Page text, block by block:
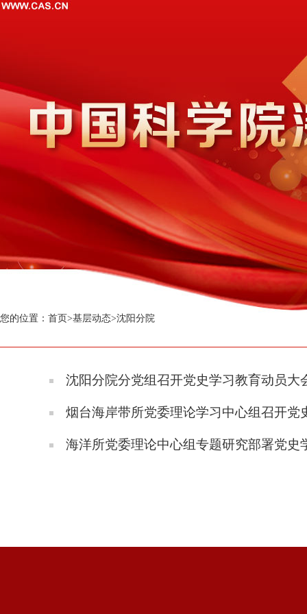
您的位置： 首页>基层动态>沈阳分院
沈阳分院分党组召开党史学习教育动员大
烟台海岸带所党委理论学习中心组召开党
海洋所党委理论中心组专题研究部署党史